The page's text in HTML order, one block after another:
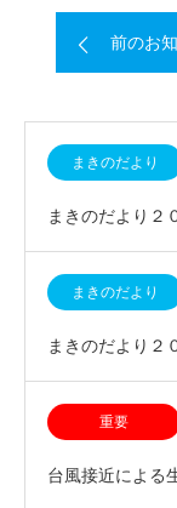
前のお
まきのだより
まきのだより２
まきのだより
まきのだより２
重要
台風接近による